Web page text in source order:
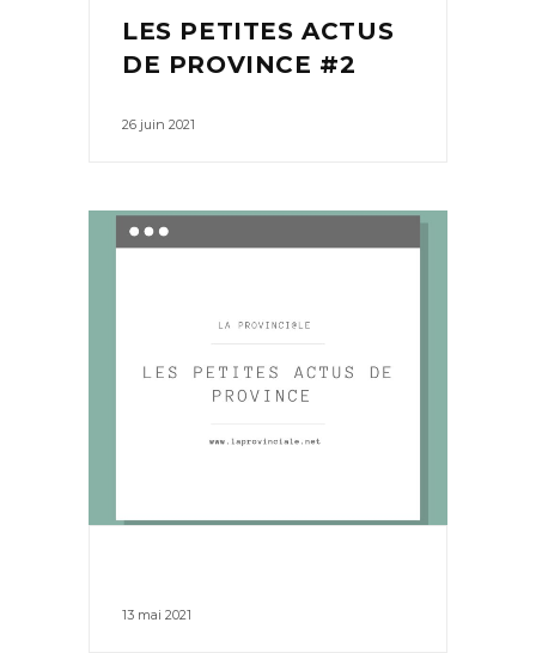
LES PETITES ACTUS
DE PROVINCE #2
26 juin 2021
13 mai 2021